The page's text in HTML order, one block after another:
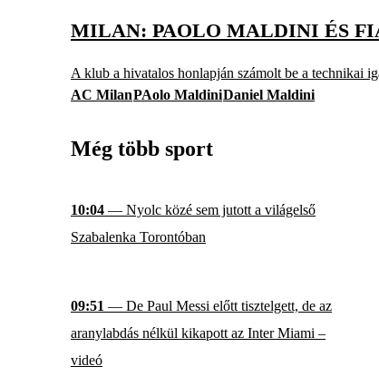
MILAN: PAOLO MALDINI ÉS
A klub a hivatalos honlapján számolt be a technikai
AC MilanPAolo MaldiniDaniel Maldini
Még több sport
10:04 — Nyolc közé sem jutott a világelső
Szabalenka Torontóban
09:51 — De Paul Messi előtt tisztelgett, de az
aranylabdás nélkül kikapott az Inter Miami –
videó